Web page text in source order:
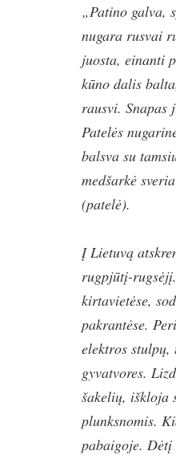
„Patino galva,
nugara rusvai
juosta, einanti
kūno dalis
rausvi. Snapas
Patelės
balsva su
medšarkė
(patelė).
Į Lietuvą
rugpjūtį-
kirtavietėse,
pakrantėse.
elektros stulpų,
gyvatvores.
šakelių, iškloja
plunksnomis.
pabaigoje.